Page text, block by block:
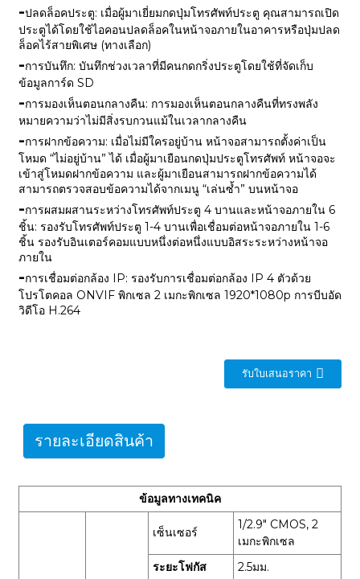
-ปลดล็อคประตู: เมื่อผู้มาเยี่ยมกดปุ่มโทรศัพท์ประตู คุณสามารถเปิด
ประตูได้โดยใช้ไอคอนปลดล็อคในหน้าจอภายในอาคารหรือปุ่มปลด
ล็อคไร้สายพิเศษ (ทางเลือก)
-การบันทึก: บันทึกช่วงเวลาที่มีคนกดกริ่งประตูโดยใช้ที่จัดเก็บ
ข้อมูลการ์ด SD
-การมองเห็นตอนกลางคืน: การมองเห็นตอนกลางคืนที่ทรงพลัง
หมายความว่าไม่มีสิ่งรบกวนแม้ในเวลากลางคืน
-การฝากข้อความ: เมื่อไม่มีใครอยู่บ้าน หน้าจอสามารถตั้งค่าเป็น
โหมด “ไม่อยู่บ้าน” ได้ เมื่อผู้มาเยือนกดปุ่มประตูโทรศัพท์ หน้าจอจะ
เข้าสู่โหมดฝากข้อความ และผู้มาเยือนสามารถฝากข้อความได้
สามารถตรวจสอบข้อความได้จากเมนู “เล่นซ้ำ” บนหน้าจอ
-การผสมผสานระหว่างโทรศัพท์ประตู 4 บานและหน้าจอภายใน 6
ชิ้น: รองรับโทรศัพท์ประตู 1-4 บานเพื่อเชื่อมต่อหน้าจอภายใน 1-6
ชิ้น รองรับอินเตอร์คอมแบบหนึ่งต่อหนึ่งแบบอิสระระหว่างหน้าจอ
ภายใน
-การเชื่อมต่อกล้อง IP: รองรับการเชื่อมต่อกล้อง IP 4 ตัวด้วย
โปรโตคอล ONVIF พิกเซล 2 เมกะพิกเซล 1920*1080p การบีบอัด
วิดีโอ H.264
รับใบเสนอราคา
รายละเอียดสินค้า
ข้อมูลทางเทคนิค
เซ็นเซอร์
1/2.9" CMOS, 2
เมกะพิกเซล
ระยะโฟกัส
2.5มม.